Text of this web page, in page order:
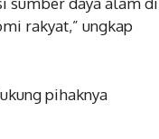
rakyat,” ungkap
pihaknya